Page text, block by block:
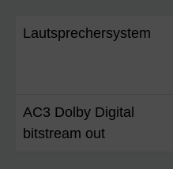
Lautsprechersystem
AC3 Dolby Digital
bitstream out